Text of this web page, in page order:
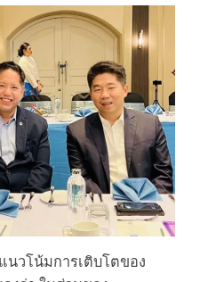
นวโน้มการเติบโตของ